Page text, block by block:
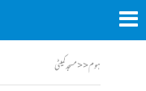
ہوم<<مسجد کمیٹی